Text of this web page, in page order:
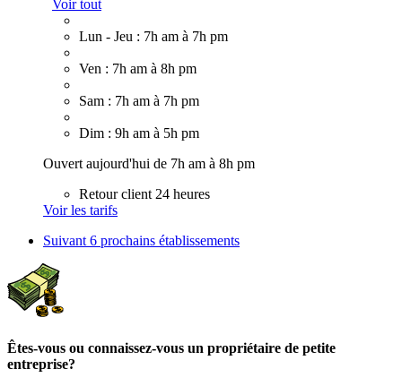
Voir tout
Lun - Jeu : 7h am à 7h pm
Ven : 7h am à 8h pm
Sam : 7h am à 7h pm
Dim : 9h am à 5h pm
Ouvert aujourd'hui de 7h am à 8h pm
Retour client 24 heures
Voir les tarifs
Suivant6 prochains établissements
Êtes-vous ou connaissez-vous un propriétaire de petite
entreprise?